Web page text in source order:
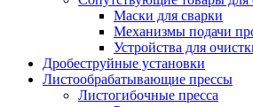
Маски для сварки
Механизмы подачи
Устройства для
Дробеструйные установки
Листообрабатывающие прессы
Листогибочные пресса